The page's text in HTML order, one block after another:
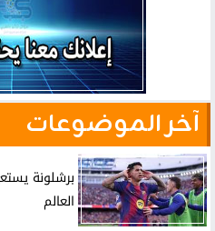
آخر الموضوعات
برشلونة
العالم